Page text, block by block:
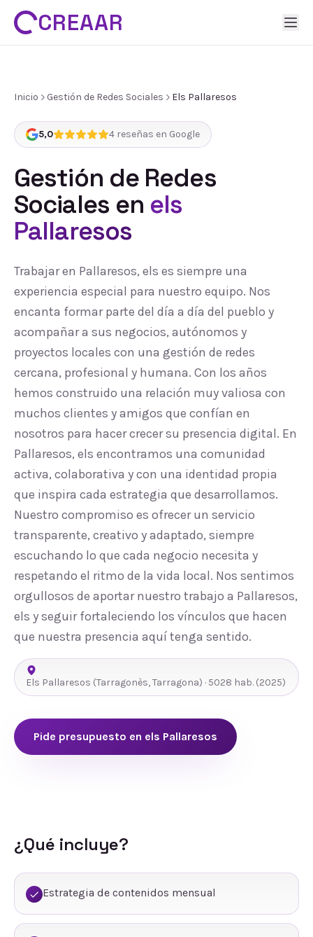
CREAAR
Inicio Gestión de Redes Sociales Els Pallaresos
5,0 4 reseñas en Google
Gestión de Redes
Sociales en els
Pallaresos
Trabajar en Pallaresos, els es siempre una
experiencia especial para nuestro equipo. Nos
encanta formar parte del día a día del pueblo y
acompañar a sus negocios, autónomos y
proyectos locales con una gestión de redes
cercana, profesional y humana. Con los años
hemos construido una relación muy valiosa con
muchos clientes y amigos que confían en
nosotros para hacer crecer su presencia digital. En
Pallaresos, els encontramos una comunidad
activa, colaborativa y con una identidad propia
que inspira cada estrategia que desarrollamos.
Nuestro compromiso es ofrecer un servicio
transparente, creativo y adaptado, siempre
escuchando lo que cada negocio necesita y
respetando el ritmo de la vida local. Nos sentimos
orgullosos de aportar nuestro trabajo a Pallaresos,
els y seguir fortaleciendo los vínculos que hacen
que nuestra presencia aquí tenga sentido.
Els Pallaresos (Tarragonès,Tarragona) · 5028 hab. (2025)
Pide presupuesto en els Pallaresos
¿Qué incluye?
Estrategia de contenidos mensual